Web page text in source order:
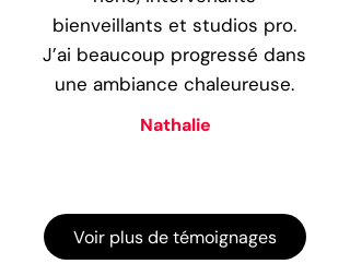
bienveillants et studios pro.
J’ai beaucoup progressé dans
une ambiance chaleureuse.
Nathalie
Voir plus de témoignages